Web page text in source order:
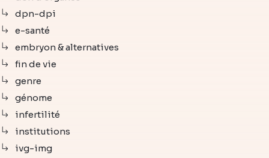
dpn-dpi
e-santé
embryon & alternatives
fin de vie
genre
génome
infertilité
institutions
ivg-img